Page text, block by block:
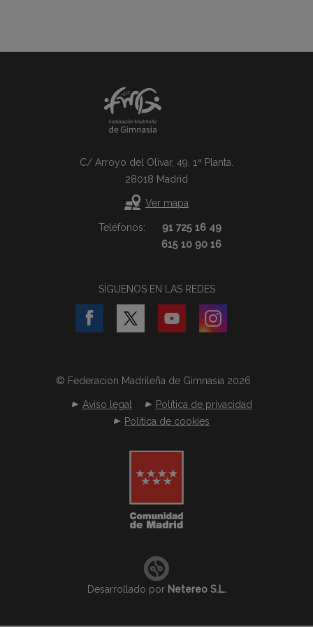
C/ Arroyo del Olivar, 49. 1ª Planta.
28018 Madrid
Ver mapa
Teléfonos:
91 725 16 49
615 10 90 16
SÍGUENOS EN LAS REDES
© Federacion Madrileña de Gimnasia 2026
Aviso legal
Política de privacidad
Política de cookies
Desarrollado por Netereo S.L.